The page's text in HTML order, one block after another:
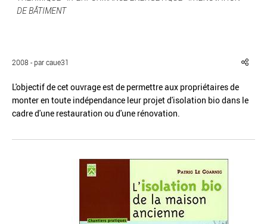
Réinitialiser Fermer la recherche avancée
DE BÂTIMENT
2008 - par caue31
L'objectif de cet ouvrage est de permettre aux propriétaires de
monter en toute indépendance leur projet d'isolation bio dans le
cadre d'une restauration ou d'une rénovation.